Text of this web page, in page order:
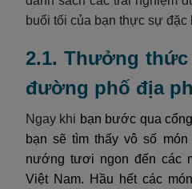
buổi tối của bạn thực sự đặc
2.1. Thưởng
đường phố địa
Ngay khi bạn bước qua
bạn sẽ tìm thấy vô số
nướng tươi ngon đến các
Việt Nam. Hầu hết các